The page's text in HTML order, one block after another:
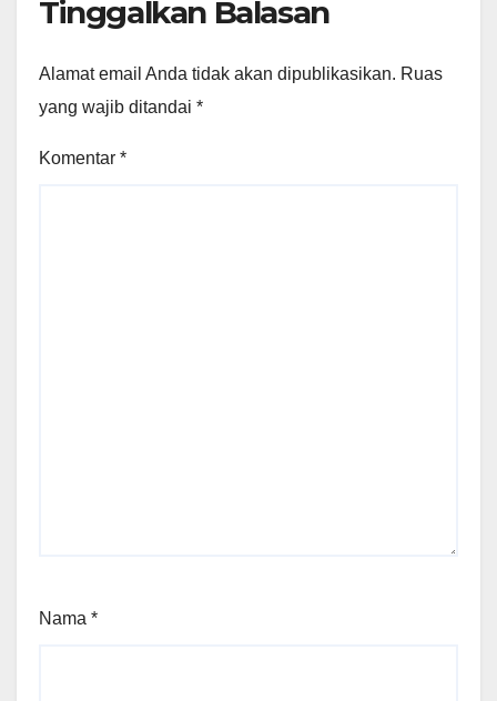
Tinggalkan Balasan
Alamat email Anda tidak akan dipublikasikan. Ruas
yang wajib ditandai *
Komentar *
Nama *